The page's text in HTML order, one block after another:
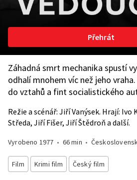
Přehrát
Záhadná smrt mechanika spustí
odhalí mnohem víc než jeho
do vztahů a fint socialistického
Režie a scénář: Jiří Vanýsek. Hrají: Ivo
Středa, Jiří Fišer, Jiří Štědroň a další.
Vyrobeno 1977 • 66 min •
Film Krimi film Český film